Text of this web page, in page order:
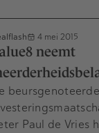
4 mei 2015
neemt
beursgenoteerde
Paul de Vries